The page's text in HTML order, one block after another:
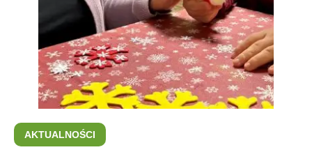
AKTUALNOŚCI